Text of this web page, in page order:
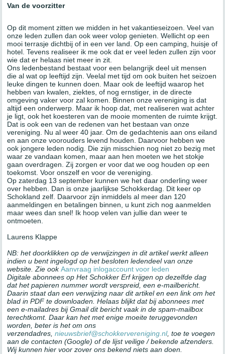
Van de voorzitter
Op dit moment zitten we midden in het vakantieseizoen. Veel van
onze leden zullen dan ook weer volop genieten. Wellicht op een
mooi terrasje dichtbij of in een ver land. Op een camping, huisje of
hotel. Tevens realiseer ik me ook dat er veel leden zullen zijn voor
wie dat er helaas niet meer in zit.
Ons ledenbestand bestaat voor een belangrijk deel uit mensen
die al wat op leeftijd zijn. Veelal met tijd om ook buiten het seizoen
leuke dingen te kunnen doen. Maar ook de leeftijd waarop het
hebben van kwalen, ziektes, of nog ernstiger, in de directe
omgeving vaker voor zal komen. Binnen onze vereniging is dat
altijd een onderwerp. Maar ik hoop dat, met realiseren wat achter
je ligt, ook het koesteren van de mooie momenten de ruimte krijgt.
Dat is ook een van de redenen van het bestaan van onze
vereniging. Nu al weer 40 jaar. Om de gedachtenis aan ons eiland
en aan onze voorouders levend houden. Daarvoor hebben we
ook jongere leden nodig. Die zijn misschien nog niet zo bezig met
waar ze vandaan komen, maar aan hen moeten we het stokje
gaan overdragen. Zij zorgen er voor dat we oog houden op een
toekomst. Voor onszelf en voor de vereniging.
Op zaterdag 13 september kunnen we het daar onderling weer
over hebben. Dan is onze jaarlijkse Schokkerdag. Dit keer op
Schokland zelf. Daarvoor zijn inmiddels al meer dan 120
aanmeldingen en betalingen binnen, u kunt zich nog aanmelden
maar wees dan snel! Ik hoop velen van jullie dan weer te
ontmoeten.
Laurens Klappe
NB: het doorklikken op de verwijzingen in dit artikel werkt alleen
indien u bent ingelogd op het besloten ledendeel van onze
website. Zie ookAanvraag inlogaccount voor leden
Digitale abonnees op Het Schokker Erf krijgen op dezelfde dag
dat het papieren nummer wordt verspreid, een e-mailbericht.
Daarin staat dan een verwijzing naar dit artikel en een link om het
blad in PDF te downloaden. Helaas blijkt dat bij abonnees met
een e-mailadres bij Gmail dit bericht vaak in de spam-mailbox
terechtkomt. Daar kan het met enige moeite teruggevonden
worden, beter is het om ons
verzendadres,nieuwsbrief@schokkervereniging.nl, toe te voegen
aan de contacten (Google) of de lijst veilige / bekende afzenders.
Wij kunnen hier voor zover ons bekend niets aan doen.